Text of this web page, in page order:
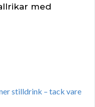
med
stilldrink – tack vare